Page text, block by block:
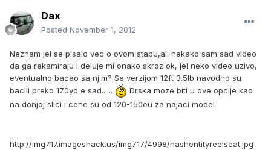
Dax
Posted November 1, 2012
Neznam jel se pisalo vec o ovom stapu,ali nekako sam sad video
da ga rekamiraju i deluje mi onako skroz ok, jel neko video uzivo,
eventualno bacao sa njim? Sa verzijom 12ft 3.5lb navodno su
bacili preko 170yd e sad......
Drska moze biti u dve opcije kao
na donjoj slici i cene su od 120-150eu za najaci model
http://img717.imageshack.us/img717/4998/nashentityreelseat.jpg